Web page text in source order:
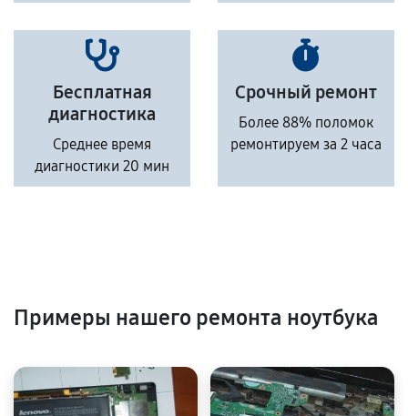
Бесплатная
диагностика
Среднее время
диагностики 20 мин
Срочный ремонт
Более 88% поломок
ремонтируем за 2 часа
Примеры нашего ремонта ноутбука